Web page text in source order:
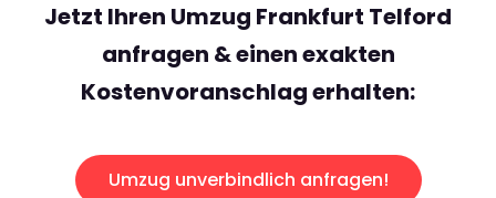
Jetzt Ihren Umzug Frankfurt Telford
anfragen & einen exakten
Kostenvoranschlag erhalten:
Umzug unverbindlich anfragen!